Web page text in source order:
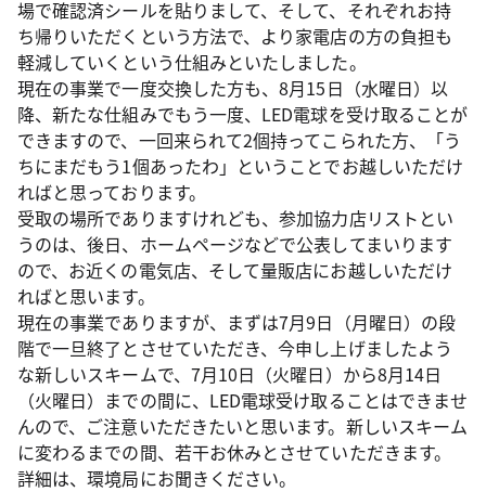
場で確認済シールを貼りまして、そして、それぞれお持
ち帰りいただくという方法で、より家電店の方の負担も
軽減していくという仕組みといたしました。
現在の事業で一度交換した方も、8月15日（水曜日）以
降、新たな仕組みでもう一度、LED電球を受け取ることが
できますので、一回来られて2個持ってこられた方、「う
ちにまだもう1個あったわ」ということでお越しいただけ
ればと思っております。
受取の場所でありますけれども、参加協力店リストとい
うのは、後日、ホームページなどで公表してまいります
ので、お近くの電気店、そして量販店にお越しいただけ
ればと思います。
現在の事業でありますが、まずは7月9日（月曜日）の段
階で一旦終了とさせていただき、今申し上げましたよう
な新しいスキームで、7月10日（火曜日）から8月14日
（火曜日）までの間に、LED電球受け取ることはできませ
んので、ご注意いただきたいと思います。新しいスキーム
に変わるまでの間、若干お休みとさせていただきます。
詳細は、環境局にお聞きください。